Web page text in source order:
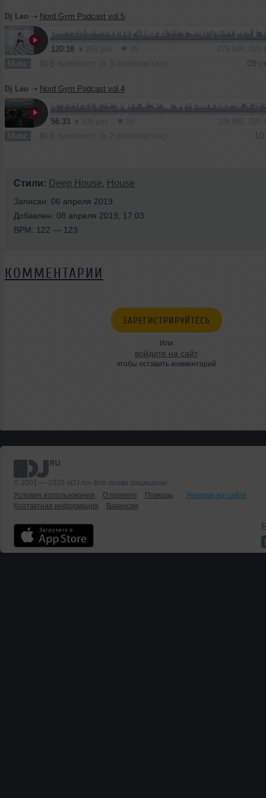
Dj Leo ➝ Nord Gym Podcast vol.5
120:18
Микс 09
Dj Leo ➝ Nord Gym Podcast vol.4
56:33
Микс 10
Стили: Deep House, House
Записан: 06 апреля 2019
Добавлен: 08 апреля 2019, 17:03
BPM: 122 — 123
КОММЕНТАРИИ
ЗАРЕГИСТРИРУЙТЕСЬ
Или
войдите на сайт
чтобы оставить комментарий
© 2001 — 2026 «DJ.ru» Все права защищены.
Условия использования
О проекте Помощь
Реклама на сайте
Контактная информация
Вакансии